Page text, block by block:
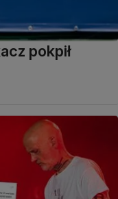
pokpił